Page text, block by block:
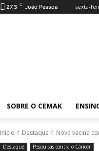
27.3 C João Pessoa sexta-
SOBRE O CEMAK
Início Destaque Nova vacina
Destaque Pesquisas contra o Câncer